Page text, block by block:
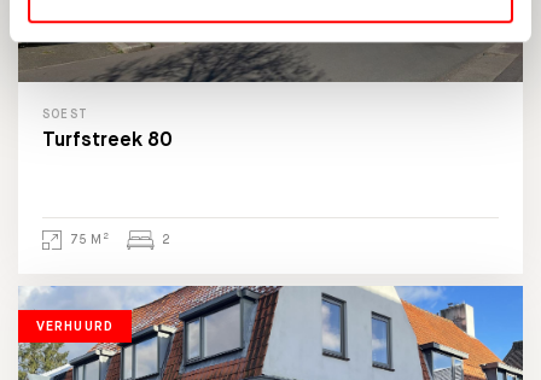
SOEST
Turfstreek 80
75 M 2 2
VERHUURD